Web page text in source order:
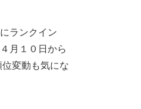
ランクイン
月１０日から
変動も気にな